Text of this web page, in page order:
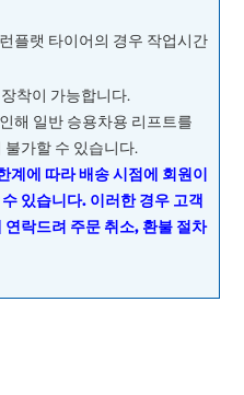
플랫 타이어의 경우 작업시간
착이 가능합니다.
해 일반 승용차용 리프트를
가할 수 있습니다.
계에 따라 배송 시점에 회원이
있습니다. 이러한 경우 고객
락드려 주문 취소, 환불 절차